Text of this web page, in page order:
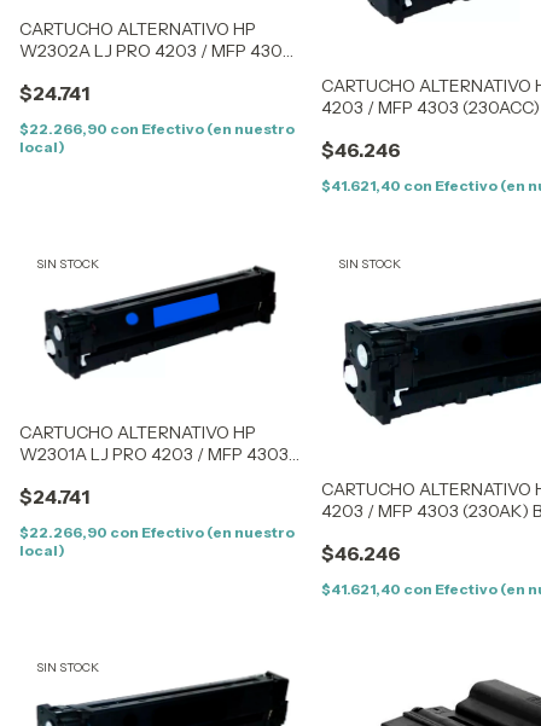
CARTUCHO ALTERNATIVO HP
W2302A LJ PRO 4203 / MFP 4303
$24.741
$22.266,90 con Efectivo (en nuestro
local)
CARTUCHO ALTERNATIVO
4203 / MFP 4303 (230ACC)
$46.246
$41.621,40 con Efectivo (en
SIN STOCK
CARTUCHO ALTERNATIVO HP
W2301A LJ PRO 4203 / MFP 4303
$24.741
$22.266,90 con Efectivo (en nuestro
local)
SIN STOCK
CARTUCHO
4203 / MFP 4303 (230AK)
$46.246
$41.621,40 con Efectivo (en
SIN STOCK